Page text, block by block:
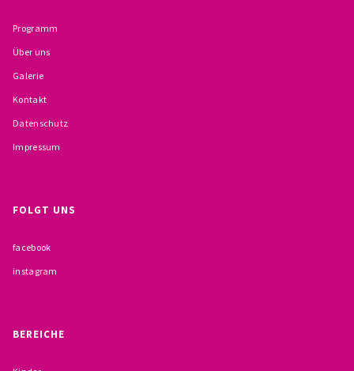
Programm
Über uns
Galerie
Kontakt
Datenschutz
Impressum
FOLGT UNS
facebook
instagram
BEREICHE